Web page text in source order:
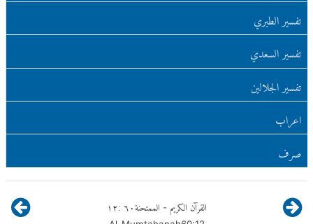
تفسير الطبري
تفسير السعدي
تفسير الجلالين
اعراب
صرف
القرآن الكريم - الممتحنة٦٠:١٢